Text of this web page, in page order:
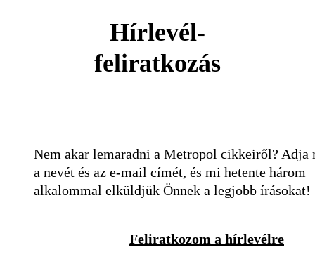
Hírlevél-
feliratkozás
Nem akar lemaradni a Metropol cikkeiről? Adja
a nevét és az e-mail címét, és mi hetente három
alkalommal elküldjük Önnek a legjobb írásokat!
Feliratkozom a hírlevélre